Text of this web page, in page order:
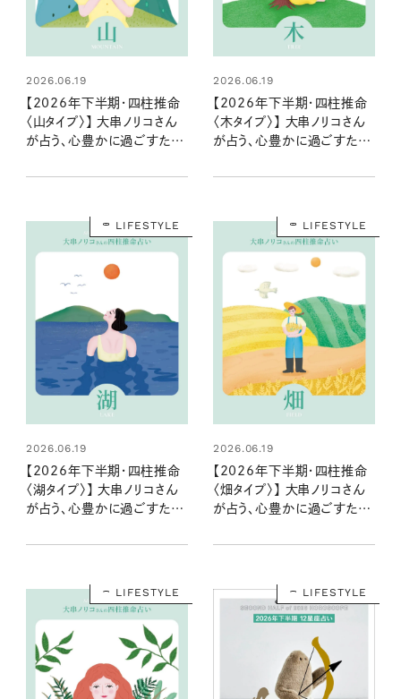
2026.06.19
【2026年下半期・四柱推命
〈山タイプ〉】 大串ノリコさん
が占う、心豊かに過ごすため
2026.06.19
【2026年下半期・四柱推命
〈木タイプ〉】 大串ノリコさん
が占う、心豊かに過ごすため
LIFESTYLE
2026.06.19
【2026年下半期・四柱推命
〈湖タイプ〉】 大串ノリコさん
が占う、心豊かに過ごすため
LIFESTYLE
2026.06.19
【2026年下半期・四柱推命
〈畑タイプ〉】 大串ノリコさん
が占う、心豊かに過ごすため
LIFESTYLE LIFESTYLE